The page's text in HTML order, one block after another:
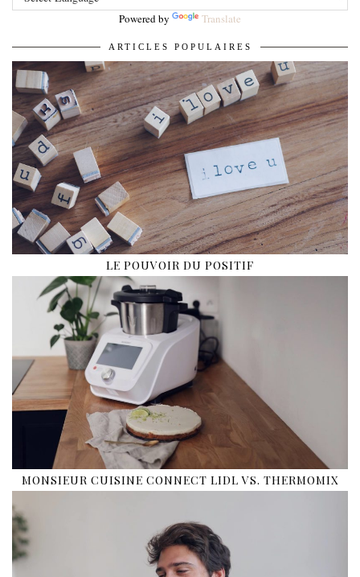
Powered by Translate
ARTICLES POPULAIRES
LE POUVOIR DU POSITIF
MONSIEUR CUISINE CONNECT LIDL VS. THERMOMIX